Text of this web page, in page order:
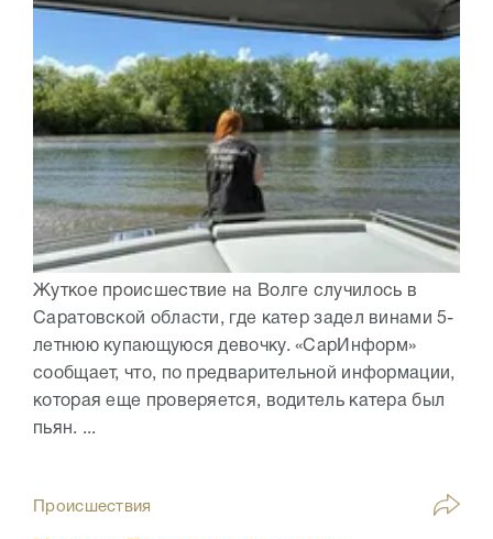
Жуткое происшествие на Волге случилось в
Саратовской области, где катер задел винами 5-
летнюю купающуюся девочку. «СарИнформ»
сообщает, что, по предварительной информации,
которая еще проверяется, водитель катера был
пьян. ...
Происшествия